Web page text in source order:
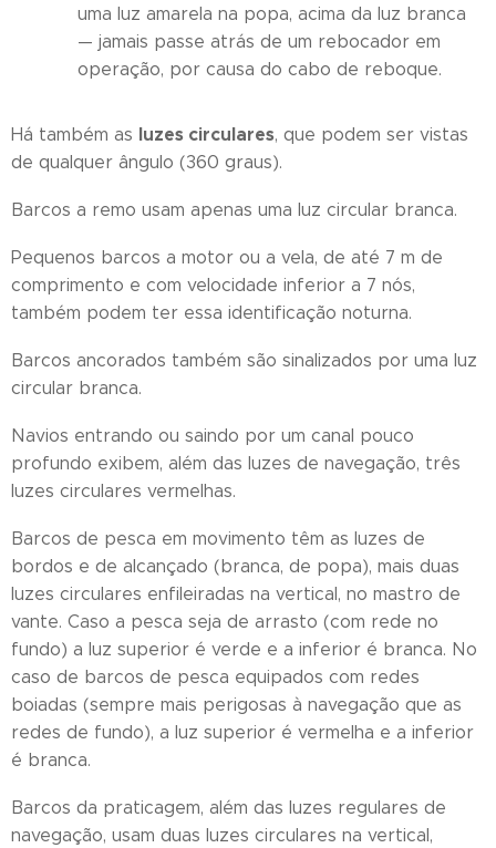
uma luz amarela na popa, acima da luz branca
— jamais passe atrás de um rebocador em
operação, por causa do cabo de reboque.
Há também as luzes circulares, que podem ser vistas
de qualquer ângulo (360 graus).
Barcos a remo usam apenas uma luz circular branca.
Pequenos barcos a motor ou a vela, de até 7 m de
comprimento e com velocidade inferior a 7 nós,
também podem ter essa identificação noturna.
Barcos ancorados também são sinalizados por uma luz
circular branca.
Navios entrando ou saindo por um canal pouco
profundo exibem, além das luzes de navegação, três
luzes circulares vermelhas.
Barcos de pesca em movimento têm as luzes de
bordos e de alcançado (branca, de popa), mais duas
luzes circulares enfileiradas na vertical, no mastro de
vante. Caso a pesca seja de arrasto (com rede no
fundo) a luz superior é verde e a inferior é branca. No
caso de barcos de pesca equipados com redes
boiadas (sempre mais perigosas à navegação que as
redes de fundo), a luz superior é vermelha e a inferior
é branca.
Barcos da praticagem, além das luzes regulares de
navegação, usam duas luzes circulares na vertical,